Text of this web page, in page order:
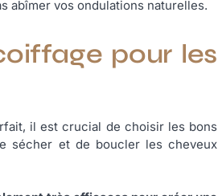
abîmer vos ondulations naturelles.
pour les
il est crucial de choisir les bons
sécher et de boucler les cheveux